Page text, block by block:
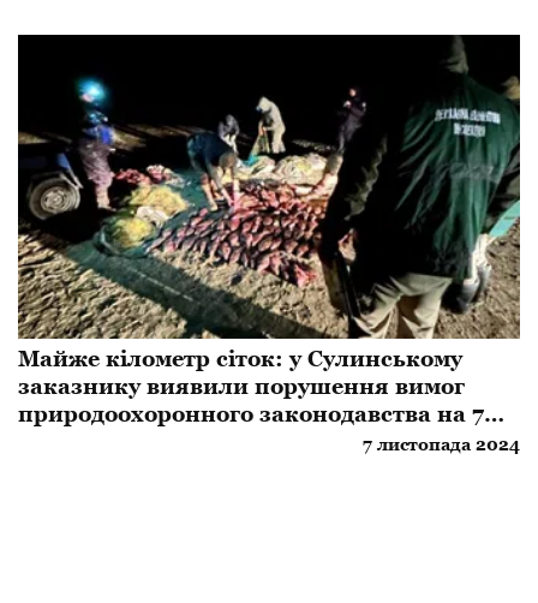
Майже кілометр сіток: у Сулинському
заказнику виявили порушення вимог
природоохоронного законодавства на 7
7 листопада 2024